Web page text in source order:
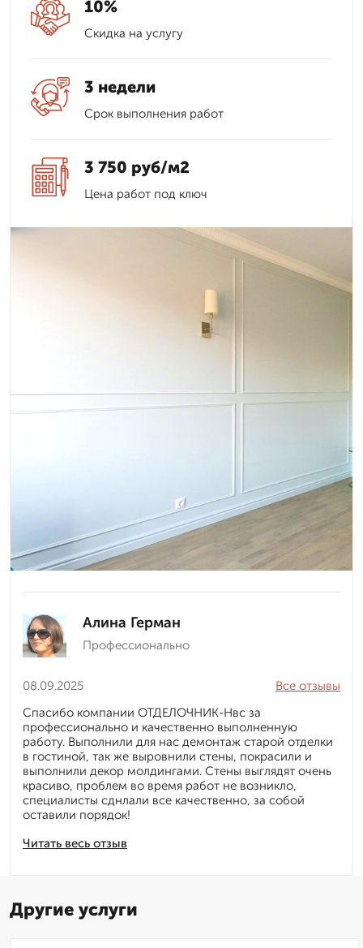
10%
Скидка на услугу
3 недели
Срок выполнения работ
3 750 руб/м2
Цена работ под ключ
Алина Герман
Профессионально
08.09.2025
Читать весь отзыв
Все отзывы
Спасибо компании ОТДЕЛОЧНИК-Нвс за
профессионально и качественно выполненную
работу. Выполнили для нас демонтаж старой отделки
в гостиной, так же выровнили стены, покрасили и
выполнили декор молдингами. Стены выглядят очень
красиво, проблем во время работ не возникло,
специалисты сднлали все качественно, за собой
оставили порядок!
Другие услуги